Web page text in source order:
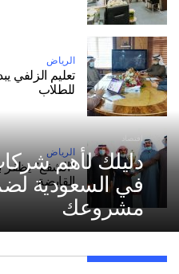
الرياض
تعليم الزلفي
للطلاب
الرياض
“الشفع”
القابضة
اقتصاد
دليلك لأهم
في السعودية
مشروعك